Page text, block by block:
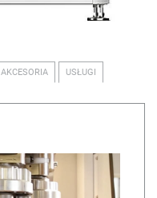
AKCESORIA
USŁUGI